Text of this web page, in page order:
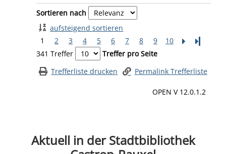
Zu den Suchfiltern springen
Sortieren nach
aufsteigend sortieren
1
2 3 4 5 6 7 8 9 10
Letzte
341 Treffer
Treffer pro Seite
Trefferliste drucken
Permalink Trefferliste
OPEN V 12.0.1.2
Aktuell in der Stadtbibliothek